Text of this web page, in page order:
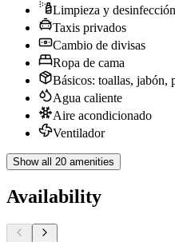
Limpieza y desinfección
Taxis privados
Cambio de divisas
Ropa de cama
Básicos: toallas, jabón,
Agua caliente
Aire acondicionado
Ventilador
Show all 20 amenities
Availability